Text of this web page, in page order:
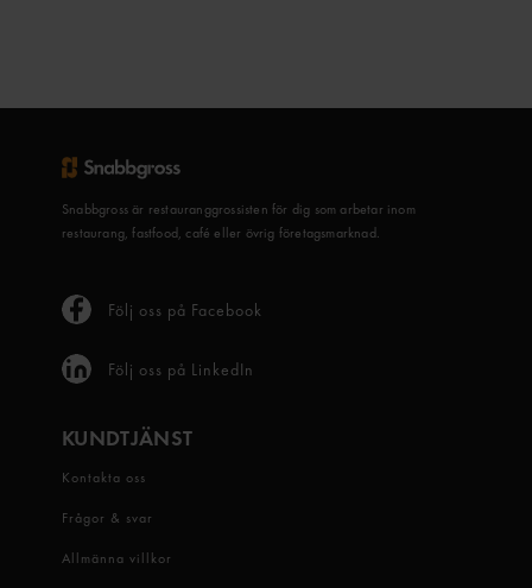
Snabbgross är restauranggrossisten för dig som arbetar inom
restaurang, fastfood, café eller övrig företagsmarknad.
Följ oss på Facebook
Följ oss på LinkedIn
KUNDTJÄNST
Kontakta oss
Frågor & svar
Allmänna villkor